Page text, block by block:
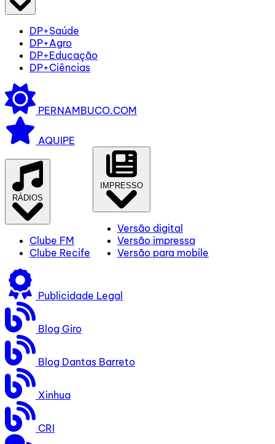
DP+Saúde
DP+Agro
DP+Educação
DP+Ciências
PERNAMBUCO.COM
AQUIPE
RÁDIOS
Clube FM
Clube Recife
IMPRESSO
Versão digital
Versão impressa
Versão para mobile
Publicidade Legal
Blog Giro
Blog Dantas Barreto
Xinhua
CRI